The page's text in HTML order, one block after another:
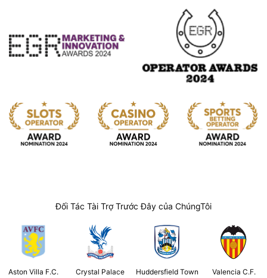
Đối Tác Tài Trợ Trước Đây của ChúngTôi
Aston Villa F.C.
Crystal Palace
Huddersfield Town
Valencia C.F.